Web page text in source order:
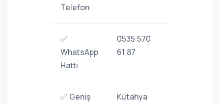
Telefon
✅
WhatsApp
Hattı
0535 570
61 87
✅ Geniş
Kütahya